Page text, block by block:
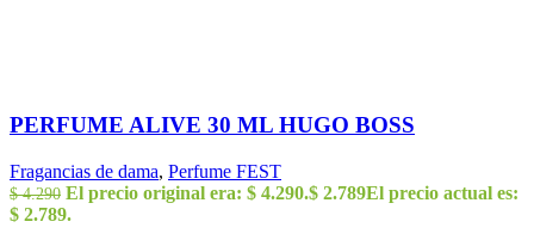
PERFUME ALIVE 30 ML HUGO BOSS
Fragancias de dama, Perfume FEST
$4.290 El precio original era: $ 4.290.$ 2.789El precio actual es:
$ 2.789.